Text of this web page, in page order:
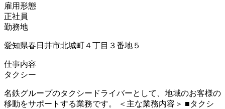
雇用形態
正社員
勤務地
愛知県春日井市北城町４丁目３番地５
仕事内容
タクシー
名鉄グループのタクシードライバーとして、地域のお客様の
移動をサポートする業務です。 ＜主な業務内容＞ ■タクシ